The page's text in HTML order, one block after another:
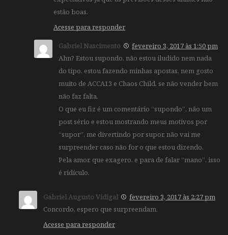
estão boas.
Acesse para responder
Gabriel Nascimento
fevereiro 3, 2017 às 1:50 pm
Ahn? Estou supondo, não estou iludido nem nada
do tipo, estou fazendo minhas apostas, nem gosto
muito de ACCA13 e Chaos Child, se não vender bem
não faz falta.
O que eu fiz é um comentário “supondo”, não um
post sério e estou mostrando meus motivos por
“supor”, me divertindo por supor, não vai me
surpreender caso não for o que estou dizendo.
Pela amor, que exagero, e para de falar “mano”, isso
é ridículo.
Gabriel Augusto Vidigal
fevereiro 3, 2017 às 2:27 pm
Concordo, espero que surpreendam.
Acesse para responder